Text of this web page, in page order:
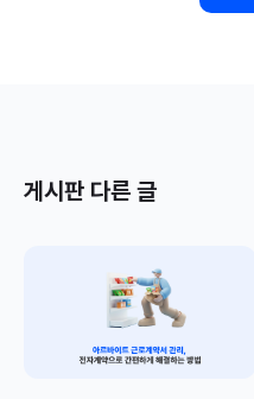
게시판 다른 글